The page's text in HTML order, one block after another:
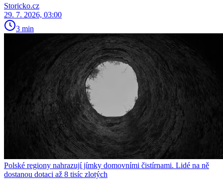
Storicko.cz
29. 7. 2026, 03:00
3 min
Polské regiony nahrazují jímky domovními čistírnami. Lidé na ně
dostanou dotaci až 8 tisíc zlotých